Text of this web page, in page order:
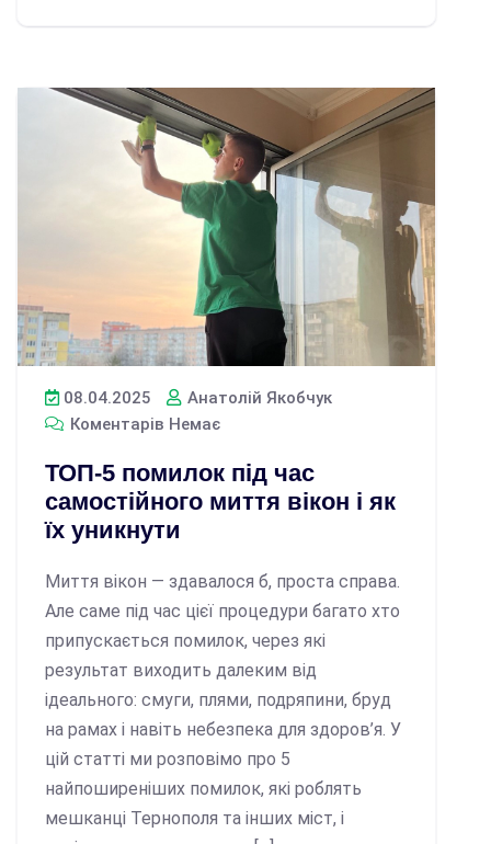
08.04.2025
Анатолій Якобчук
Коментарів Немає
ТОП-5 помилок під час
самостійного миття вікон і як
їх уникнути
Миття вікон — здавалося б, проста справа.
Але саме під час цієї процедури багато хто
припускається помилок, через які
результат виходить далеким від
ідеального: смуги, плями, подряпини, бруд
на рамах і навіть небезпека для здоров’я. У
цій статті ми розповімо про 5
найпоширеніших помилок, які роблять
мешканці Тернополя та інших міст, і